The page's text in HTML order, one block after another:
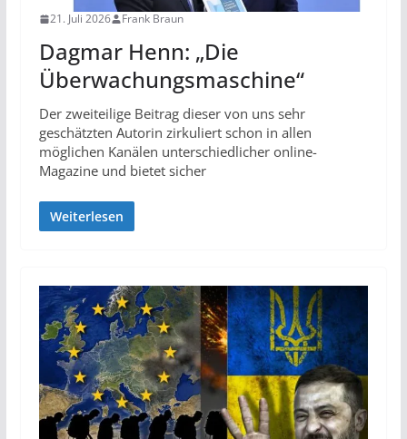
21. Juli 2026 Frank Braun
Dagmar Henn: „Die
Überwachungsmaschine“
Der zweiteilige Beitrag dieser von uns sehr
geschätzten Autorin zirkuliert schon in allen
möglichen Kanälen unterschiedlicher online-
Magazine und bietet sicher
Weiterlesen